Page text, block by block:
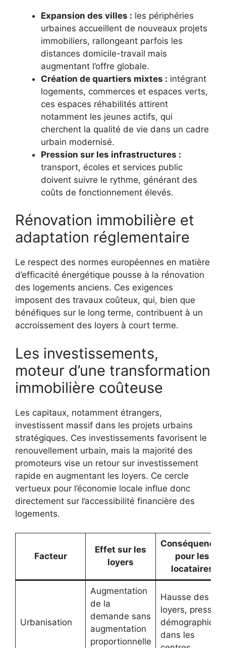
Expansion des villes : les périphéries
urbaines accueillent de nouveaux projets
immobiliers, rallongeant parfois les
distances domicile-travail mais
augmentant l’offre globale.
Création de quartiers mixtes : intégrant
logements, commerces et espaces verts,
ces espaces réhabilités attirent
notamment les jeunes actifs, qui
cherchent la qualité de vie dans un cadre
urbain modernisé.
Pression sur les infrastructures :
transport, écoles et services public
doivent suivre le rythme, générant des
coûts de fonctionnement élevés.
Rénovation immobilière et
adaptation réglementaire
Le respect des normes européennes en matière
d’efficacité énergétique pousse à la rénovation
des logements anciens. Ces exigences
imposent des travaux coûteux, qui, bien que
bénéfiques sur le long terme, contribuent à un
accroissement des loyers à court terme.
Les investissements,
moteur d’une transformation
immobilière coûteuse
Les capitaux, notamment étrangers,
investissent massif dans les projets urbains
stratégiques. Ces investissements favorisent le
renouvellement urbain, mais la majorité des
promoteurs vise un retour sur investissement
rapide en augmentant les loyers. Ce cercle
vertueux pour l’économie locale influe donc
directement sur l’accessibilité financière des
logements.
Facteur
Effet sur les
loyers
Conséquences
pour les
locataires
Urbanisation
Augmentation
de la
demande sans
augmentation
proportionnelle
Hausse des
loyers, pression
démographique
dans les